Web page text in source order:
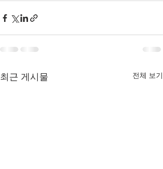
최근 게시물 전체 보기